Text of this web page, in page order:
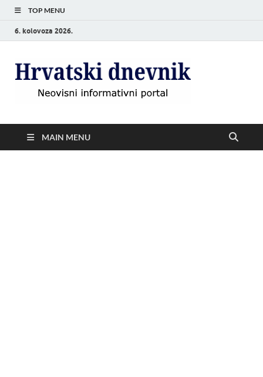
TOP MENU
6. kolovoza 2026.
MAIN MENU